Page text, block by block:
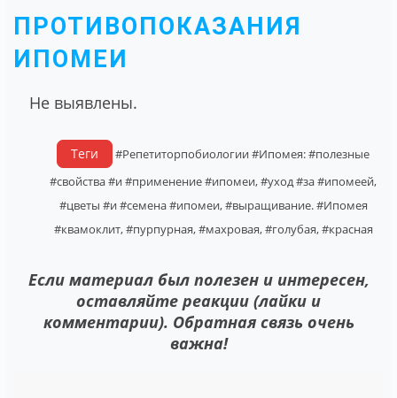
ПРОТИВОПОКАЗАНИЯ
ИПОМЕИ
Не выявлены.
Теги #Репетиторпобиологии#Ипомея:#полезные
#свойства#и#применение#ипомеи,#уход#за#ипомеей,
#цветы #и#семена#ипомеи,#выращивание.#Ипомея
#квамоклит,#пурпурная,#махровая,#голубая,#красная
Если материал был полезен и интересен,
оставляйте реакции (лайки и
комментарии). Обратная связь очень
важна!